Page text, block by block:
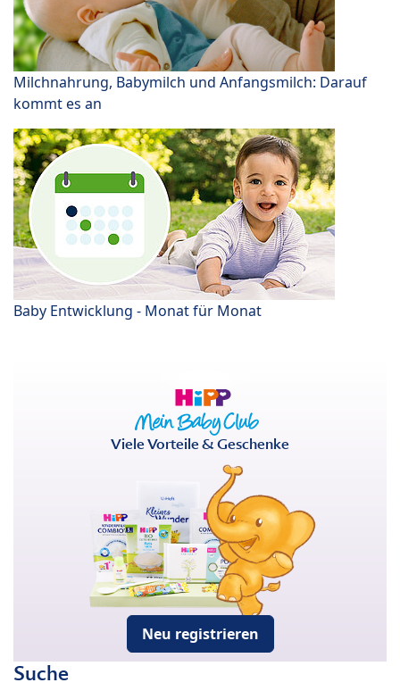
Milchnahrung, Babymilch und Anfangsmilch: Darauf
kommt es an
Baby Entwicklung - Monat für Monat
Viele Vorteile & Geschenke
Neu registrieren
Suche